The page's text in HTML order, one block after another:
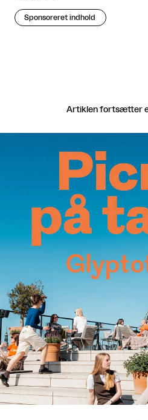
Sponsoreret indhold
Artiklen fortsætter